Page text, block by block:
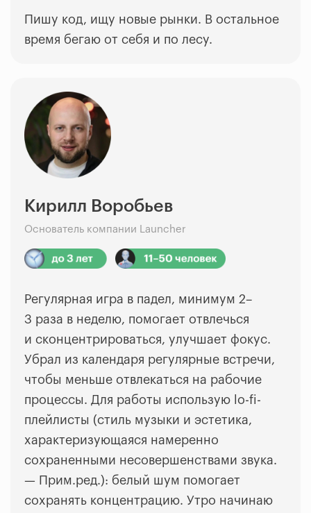
Пишу код, ищу новые рынки. В остальное
время бегаю от себя и по лесу.
Кирилл Воробьев
Основатель компании Launcher
Регулярная игра в падел, минимум 2–
3 раза в неделю, помогает отвлечься
и сконцентрироваться, улучшает фокус.
Убрал из календаря регулярные встречи,
чтобы меньше отвлекаться на рабочие
процессы. Для работы использую lo-fi-
плейлисты (стиль музыки и эстетика,
характеризующаяся намеренно
сохраненными несовершенствами звука.
— Прим.ред.): белый шум помогает
сохранять концентрацию. Утро начинаю